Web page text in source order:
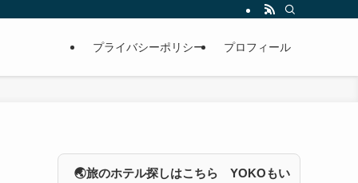
プライバシーポリシー プロフィール
🌏旅のホテル探しはこちら YOKOもい